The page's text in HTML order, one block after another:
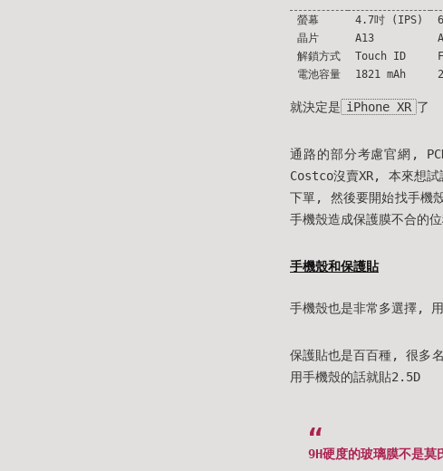
螢幕 4.7吋 (IPS)
晶片
A13
解鎖方式
Touch ID
電池容量
1821 mAh
就決定是 iPhone XR 了
通路的部分考慮官網,
Costco沒賣XR, 本來想試
下單, 然後要開始找手機
手機殼造成保護膜不合的
手機殼和保護貼
手機殼也是非常多選擇,
保護貼也是百百種, 很多
用手機殼的話就貼2.5D
9H硬度的玻璃膜不是莫